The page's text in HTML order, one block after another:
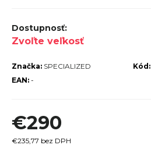
Zvoľte veľkosť
Kód:
Značka: SPECIALIZED
EAN: -
€290
€235,77 bez DPH
ú
č
a
m